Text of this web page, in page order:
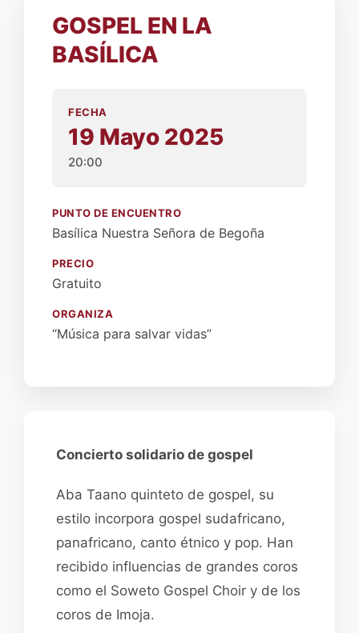
Concierto solidario de gospel
Aba Taano quinteto de gospel, su
estilo incorpora gospel sudafricano,
panafricano, canto étnico y pop. Han
recibido influencias de grandes coros
como el Soweto Gospel Choir y de los
coros de Imoja.
GOSPEL EN LA
BASÍLICA
FECHA
19 Mayo 2025
20:00
PUNTO DE ENCUENTRO
Basílica Nuestra Señora de Begoña
PRECIO
Gratuito
ORGANIZA
“Música para salvar vidas”